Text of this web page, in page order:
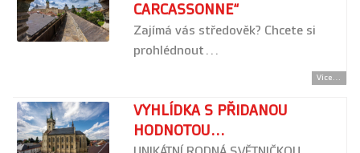
CARCASSONNE“
Zajímá vás středověk? Chcete si
prohlédnout…
Více...
VYHLÍDKA S PŘIDANOU
HODNOTOU...